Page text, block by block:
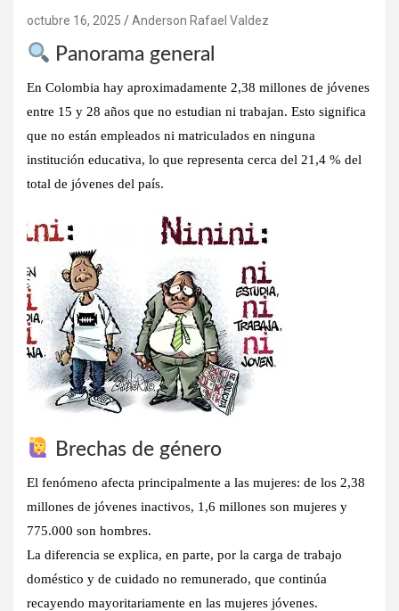
octubre 16, 2025 Anderson Rafael Valdez
Panorama general
En Colombia hay aproximadamente 2,38 millones de jóvenes
entre 15 y 28 años que no estudian ni trabajan. Esto significa
que no están empleados ni matriculados en ninguna
institución educativa, lo que representa cerca del 21,4 % del
total de jóvenes del país.
Brechas de género
El fenómeno afecta principalmente a las mujeres: de los 2,38
millones de jóvenes inactivos, 1,6 millones son mujeres y
775.000 son hombres.
La diferencia se explica, en parte, por la carga de trabajo
doméstico y de cuidado no remunerado, que continúa
recayendo mayoritariamente en las mujeres jóvenes.